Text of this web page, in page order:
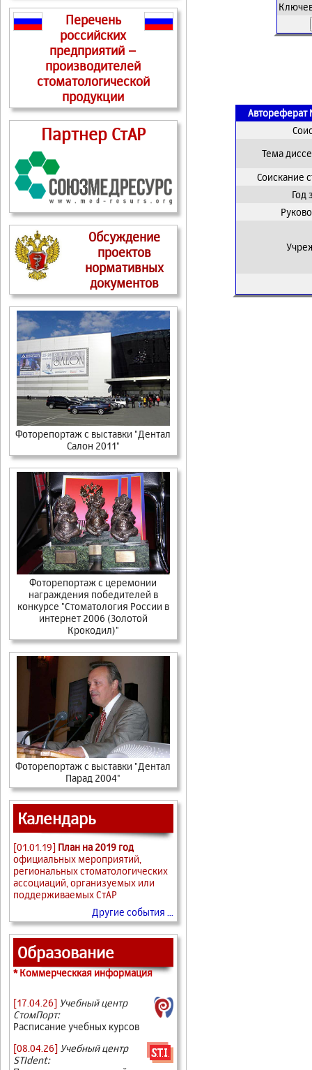
Перечень
российских
предприятий –
производителей
стоматологической
продукции
Партнер СтАР
Обсуждение
проектов
нормативных
документов
Фоторепортаж с выставки "Дентал
Салон 2011"
Фоторепортаж с церемонии
награждения победителей в
конкурсе "Стоматология России в
интернет 2006 (Золотой
Крокодил)"
Фоторепортаж с выставки "Дентал
Парад 2004"
Календарь
[01.01.19] План на 2019 год
официальных мероприятий,
региональных стоматологических
ассоциаций, организуемых или
поддерживаемых СтАР
Другие события ...
Образование
* Коммерческкая информация
[17.04.26] Учебный центр
СтомПорт:
Расписание учебных курсов
[08.04.26] Учебный центр
STIdent:
Автореферат
Тема
Соискание
Год